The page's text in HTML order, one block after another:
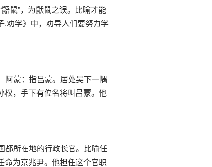
鼠”，为鼣鼠之误。比喻才能
.劝学》中，劝导人们要努力学
阿蒙：指吕蒙。居处吴下一隅
权，手下有位名将叫吕蒙。他
都所在地的行政长官。比喻任
命为京兆尹。他担任这个官职